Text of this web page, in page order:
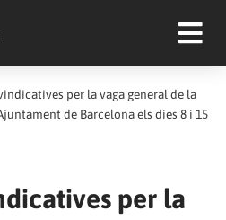
per la vaga general de la
de Barcelona els dies 8 i 15
per la